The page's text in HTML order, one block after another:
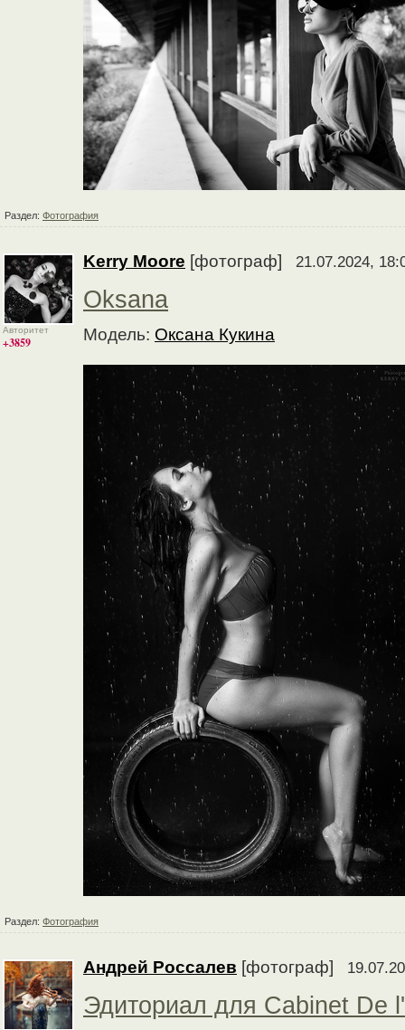
Раздел: Фотография
Авторитет
+3859
Kerry Moore [фотограф] 21.07.2024,
Oksana
Модель: Оксана Кукина
Раздел: Фотография
Андрей Россалев [фотограф]
Эдиториал для Cabinet De